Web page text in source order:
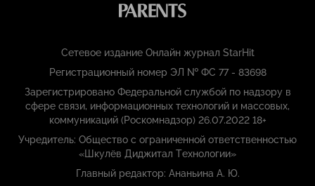
Сетевое издание Онлайн журнал StarHit
Регистрационный номер ЭЛ № ФС 77 - 83698
Зарегистрировано Федеральной службой по надзору в
сфере связи, информационных технологий и массовых,
коммуникаций (Роскомнадзор) 26.07.2022 18+
Учредитель: Общество с ограниченной ответственностью
«Шкулёв Диджитал Технологии»
Главный редактор: Ананьина А. Ю.